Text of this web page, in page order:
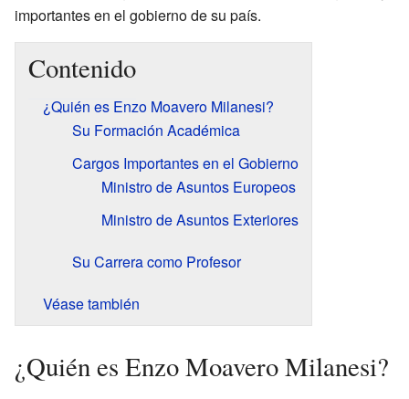
importantes en el gobierno de su país.
Contenido
¿Quién es Enzo Moavero Milanesi?
Su Formación Académica
Cargos Importantes en el Gobierno
Ministro de Asuntos Europeos
Ministro de Asuntos Exteriores
Su Carrera como Profesor
Véase también
¿Quién es Enzo Moavero Milanesi?